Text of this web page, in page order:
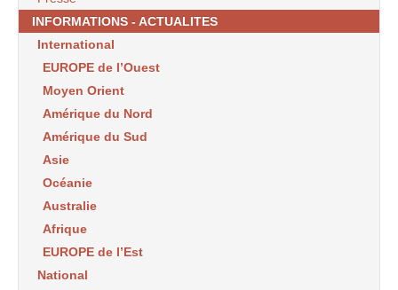
INFORMATIONS - ACTUALITES
International
EUROPE de l’Ouest
Moyen Orient
Amérique du Nord
Amérique du Sud
Asie
Océanie
Australie
Afrique
EUROPE de l’Est
National